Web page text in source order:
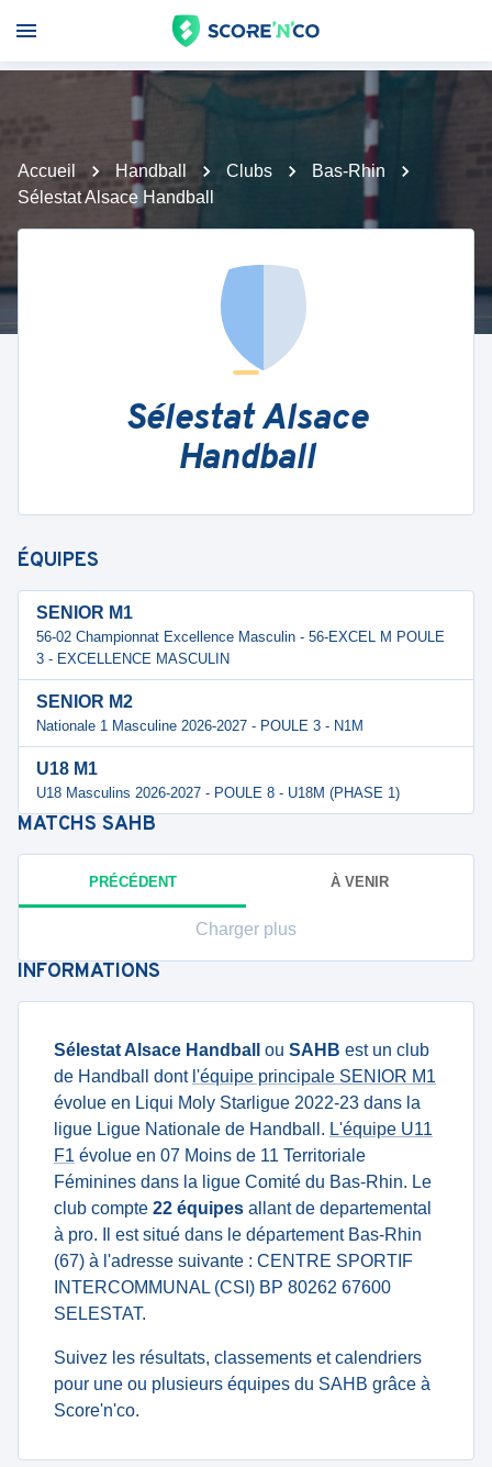
Accueil Handball Clubs
Bas-Rhin
Sélestat Alsace Handball
Sélestat Alsace
Handball
ÉQUIPES
SENIOR M1
56-02 Championnat Excellence Masculin - 56-EXCEL M POULE
3 - EXCELLENCE MASCULIN
SENIOR M2
Nationale 1 Masculine 2026-2027 - POULE 3 - N1M
U18 M1
U18 Masculins 2026-2027 - POULE 8 - U18M (PHASE 1)
MATCHS SAHB
PRÉCÉDENT À VENIR
Charger plus
INFORMATIONS
Sélestat Alsace Handball ou SAHB est un club
de Handball dont l'équipe principale SENIOR M1
évolue en Liqui Moly Starligue 2022-23 dans la
ligue Ligue Nationale de Handball. L'équipe U11
F1 évolue en 07 Moins de 11 Territoriale
Féminines dans la ligue Comité du Bas-Rhin. Le
club compte 22 équipes allant de departemental
à pro. Il est situé dans le département Bas-Rhin
(67) à l'adresse suivante : CENTRE SPORTIF
INTERCOMMUNAL (CSI) BP 80262 67600
SELESTAT.
Suivez les résultats, classements et calendriers
pour une ou plusieurs équipes du SAHB grâce à
Score'n'co.